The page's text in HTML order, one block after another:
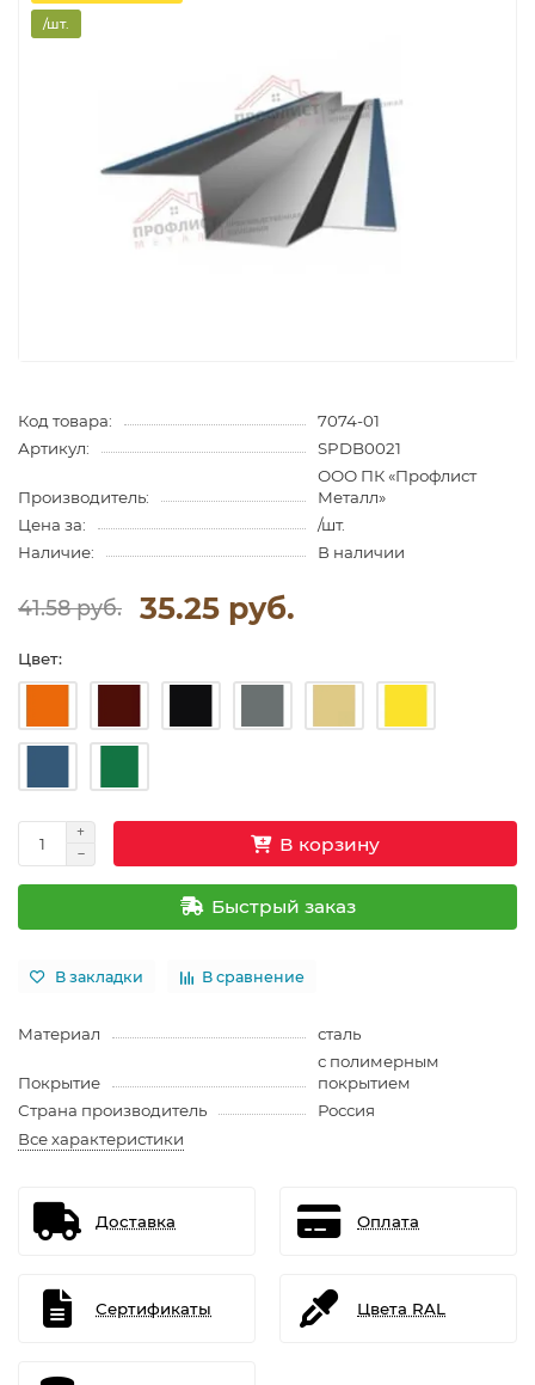
/шт.
Код товара:
7074-01
Артикул:
SPDB0021
Производитель:
ООО ПК «Профлист
Металл»
Цена за:
/шт.
Наличие:
В наличии
41.58 руб. 35.25 руб.
Цвет:
В корзину
Быстрый заказ
В закладки В сравнение
Материал сталь
Покрытие
с полимерным
покрытием
Страна производитель
Россия
Все характеристики
Доставка Оплата
Сертификаты Цвета RAL